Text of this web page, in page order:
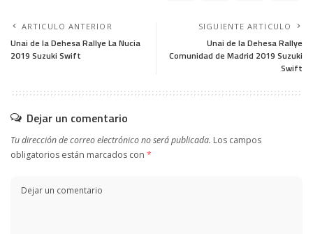
ARTICULO ANTERIOR
Unai de la Dehesa Rallye La Nucia
2019 Suzuki Swift
SIGUIENTE ARTICULO
Unai de la Dehesa Rallye
Comunidad de Madrid 2019 Suzuki
Swift
Dejar un comentario
Tu dirección de correo electrónico no será publicada. Los campos
obligatorios están marcados con *